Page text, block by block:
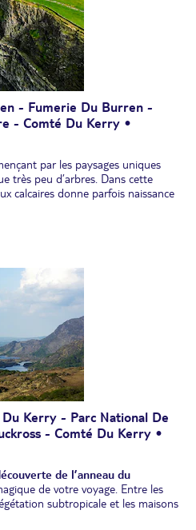
- Fumerie Du Burren -
- Comté Du Kerry •
par les paysages uniques
très peu d’arbres. Dans cette
calcaires donne parfois naissance
du centre des visiteurs
de saumon fumé,
fumage et un voyage interactif
saumon de la connaissance,
de la sagesse ou “bradán
auxfalaises de Moher,
m de haut sur 8 km de long qui
Arrêt au petit village d’Adare
et ses petits jardins cosy.
comté du Kerry.
Kerry - Parc National De
- Comté Du Kerry •
de l’anneau du
de votre voyage. Entre les
subtropicale et les maisons
c’est une grande diversité de